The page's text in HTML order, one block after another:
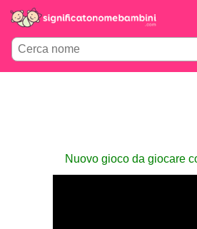
Nuovo gioco da giocare